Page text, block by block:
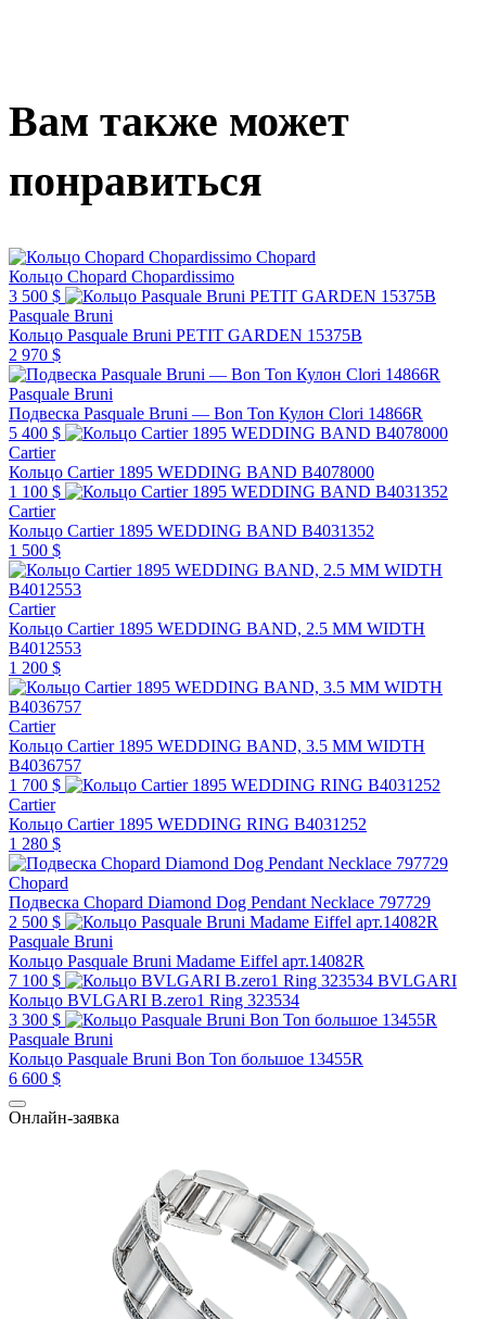
Вам также может
понравиться
Chopard
Кольцо Chopard Chopardissimo
3 500 $
Pasquale Bruni
Кольцо Pasquale Bruni PETIT GARDEN 15375B
2 970 $
Pasquale Bruni
Подвеска Pasquale Bruni — Bon Ton Кулон Clori 14866R
5 400 $
Cartier
Кольцо Cartier 1895 WEDDING BAND B4078000
1 100 $
Cartier
Кольцо Cartier 1895 WEDDING BAND B4031352
1 500 $
Cartier
Кольцо Cartier 1895 WEDDING BAND, 2.5 MM WIDTH
B4012553
1 200 $
Cartier
Кольцо Cartier 1895 WEDDING BAND, 3.5 MM WIDTH
B4036757
1 700 $
Cartier
Кольцо Cartier 1895 WEDDING RING B4031252
1 280 $
Chopard
Подвеска Chopard Diamond Dog Pendant Necklace 797729
2 500 $
Pasquale Bruni
Кольцо Pasquale Bruni Madame Eiffel арт.14082R
7 100 $
BVLGARI
Кольцо BVLGARI B.zero1 Ring 323534
3 300 $
Pasquale Bruni
Кольцо Pasquale Bruni Bon Ton большое 13455R
6 600 $
Онлайн-заявка